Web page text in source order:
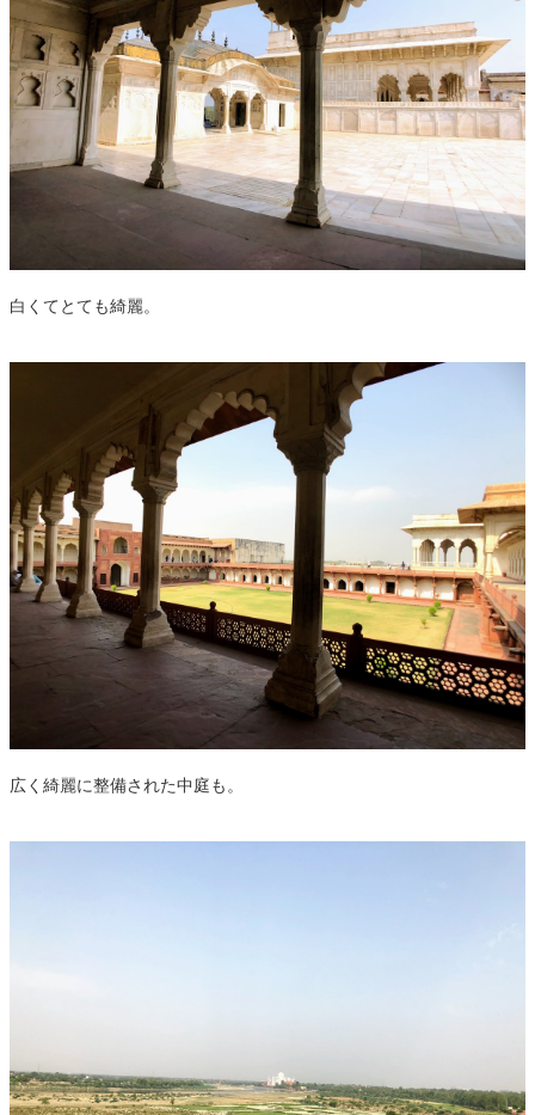
白くてとても綺麗。
広く綺麗に整備された中庭も。